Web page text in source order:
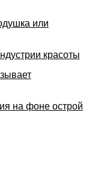
или
красоты
на фоне острой